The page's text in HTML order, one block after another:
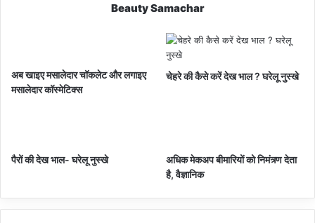
Beauty Samachar
अब खाइए मसालेदार चॉकलेट और लगाइए
मसालेदार कॉस्‍मेटिक्‍स
चेहरे की कैसे करें देख भाल ? घरेलू नुस्खे
पैरों की देख भाल- घरेलू नुस्खे
अधिक मेकअप बीमारियों को निमंत्र्ण देता
है, वैज्ञानिक